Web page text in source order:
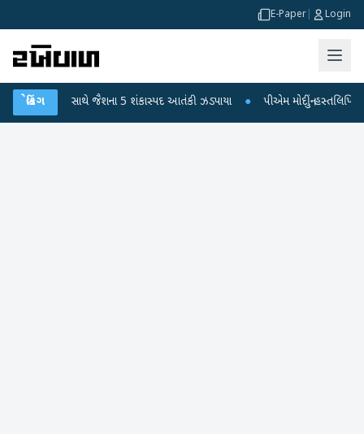
E-Paper Login
બ્રેકિંગ
સામગ્રી સાથે જૈશના 5 શંકાસ્પદ આતંકી ઝડપાયા ● પીએમ મોદીનું હસ્તલિખિત